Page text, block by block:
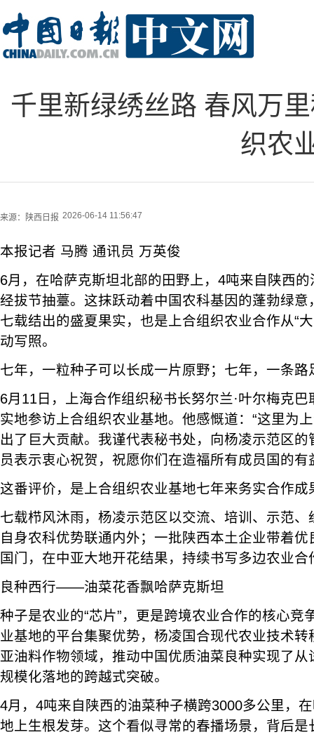
千里新绿绣丝路 春风万
织农
来源： 陕西日报 2026-06-14 11:56:47
本报记者 马腾 通讯员 万英俊
6月，在哈萨克斯坦北部的田野上，4吨来自陕西
经拔节抽薹。这抹跃动着中国农科基因的蓬勃绿
七载结出的盛夏果实，也是上合组织农业合作从“
动写照。
七年，一粒种子可以长成一片原野；七年，一条
6月11日，上海合作组织秘书长努尔兰·叶尔梅克
实地参访上合组织农业基地。他感慨道：“这里为
出了巨大贡献。我谨代表秘书处，向杨凌示范区
员表示衷心祝贺，祝愿你们在造福所有成员国的有
这番评价，是上合组织农业基地七年来务实合作成
七载栉风沐雨，杨凌示范区以交流、培训、示范
自身农科优势联通内外；一批陕西本土企业带着
国门，在中亚大地开花结果，持续书写多边农业合
良种西行——油菜花香飘哈萨克斯坦
种子是农业的“芯片”，更是跨境农业合作的核心竞
业基地的平台集聚优势，杨凌国合现代农业技术
亚油料作物领域，推动中国优质油菜良种实现了
规模化落地的跨越式突破。
4月，4吨来自陕西的油菜种子横跨3000多公里，
地上生根发芽。这个看似寻常的春播场景，背后